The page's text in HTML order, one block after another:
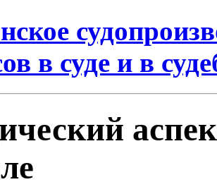
в суде и в